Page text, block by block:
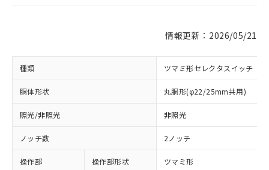
情報更新：2026/05/21
種類 ツマミ形セレクタスイッチ
胴体形状 丸胴形(φ22/25mm共用)
照光/非照光 非照光
ノッチ数 2ノッチ
操作部 操作部形状 ツマミ形